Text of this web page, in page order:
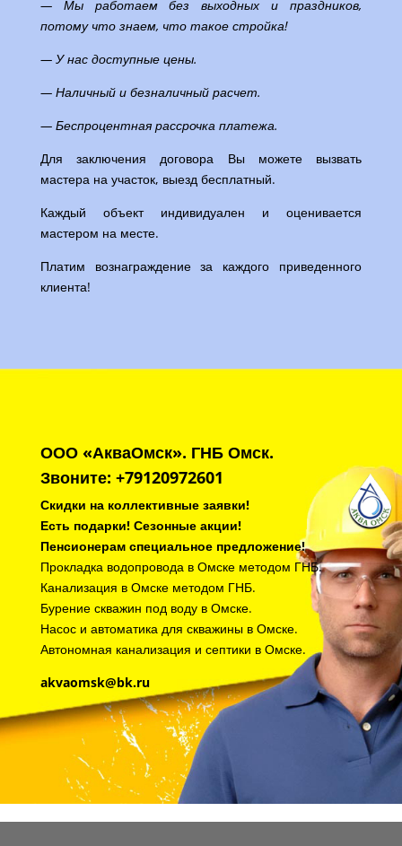
— Мы работаем без выходных и праздников,
потому что знаем, что такое стройка!
— У нас доступные цены.
— Наличный и безналичный расчет.
— Беспроцентная рассрочка платежа.
Для заключения договора Вы можете вызвать
мастера на участок, выезд бесплатный.
Каждый объект индивидуален и оценивается
мастером на месте.
Платим вознаграждение за каждого приведенного
клиента!
ООО «АкваОмск». ГНБ Омск.
Звоните: +79120972601
Скидки на коллективные заявки!
Есть подарки! Сезонные акции!
Пенсионерам специальное предложение!
Прокладка водопровода в Омске методом ГНБ.
Канализация в Омске методом ГНБ.
Бурение скважин под воду в Омске.
Насос и автоматика для скважины в Омске.
Автономная канализация и септики в Омске.
akvaomsk@bk.ru